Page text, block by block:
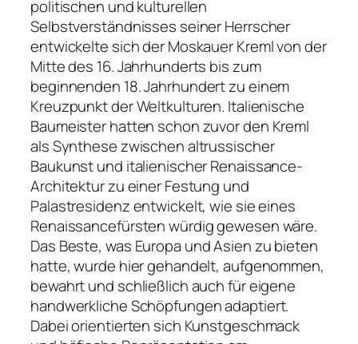
politischen und kulturellen
Selbstverständnisses seiner Herrscher
entwickelte sich der Moskauer Kreml von der
Mitte des 16. Jahrhunderts bis zum
beginnenden 18. Jahrhundert zu einem
Kreuzpunkt der Weltkulturen. Italienische
Baumeister hatten schon zuvor den Kreml
als Synthese zwischen altrussischer
Baukunst und italienischer Renaissance-
Architektur zu einer Festung und
Palastresidenz entwickelt, wie sie eines
Renaissancefürsten würdig gewesen wäre.
Das Beste, was Europa und Asien zu bieten
hatte, wurde hier gehandelt, aufgenommen,
bewahrt und schließlich auch für eigene
handwerkliche Schöpfungen adaptiert.
Dabei orientierten sich Kunstgeschmack